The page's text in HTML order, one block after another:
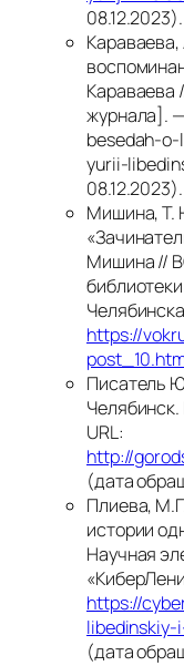
08.12.2023).
Караваева
журнала].
besedah-
yurii-
08.12.2023).
Мишина, Т.
Мишина //
https://
Писатель
URL:
http://
(дата
Плиева,
истории
Научная
https://
(дата